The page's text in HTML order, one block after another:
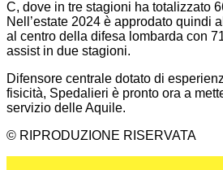
C, dove in tre stagioni ha totalizzato
Nell’estate 2024 è approdato quindi
al centro della difesa lombarda con
assist in due stagioni.
Difensore centrale dotato di
fisicità, Spedalieri è pronto ora a
servizio delle Aquile.
© RIPRODUZIONE RISERVATA